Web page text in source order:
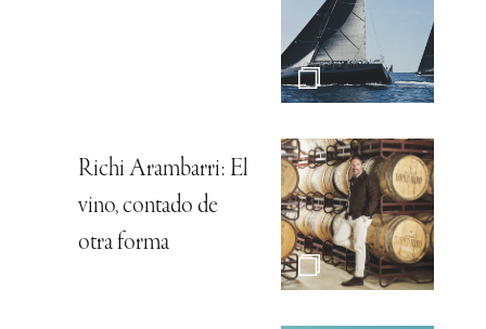
Richi Arambarri: El
vino, contado de
otra forma